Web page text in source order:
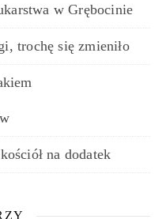
w Grębocinie
trochę się zmieniło
na dodatek